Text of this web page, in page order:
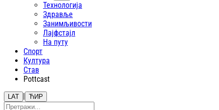
Технологија
Здравље
Занимљивости
Лајфстajл
На путу
Спорт
Култура
Став
Pottcast
LAT | ЋИР